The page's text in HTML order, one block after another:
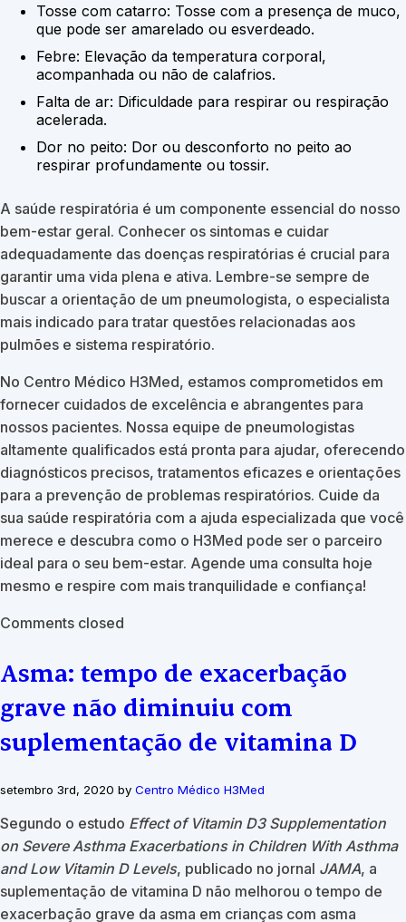
Tosse com catarro: Tosse com a presença de muco,
que pode ser amarelado ou esverdeado.
Febre: Elevação da temperatura corporal,
acompanhada ou não de calafrios.
Falta de ar: Dificuldade para respirar ou respiração
acelerada.
Dor no peito: Dor ou desconforto no peito ao
respirar profundamente ou tossir.
A saúde respiratória é um componente essencial do nosso
bem-estar geral. Conhecer os sintomas e cuidar
adequadamente das doenças respiratórias é crucial para
garantir uma vida plena e ativa. Lembre-se sempre de
buscar a orientação de um pneumologista, o especialista
mais indicado para tratar questões relacionadas aos
pulmões e sistema respiratório.
No Centro Médico H3Med, estamos comprometidos em
fornecer cuidados de excelência e abrangentes para
nossos pacientes. Nossa equipe de pneumologistas
altamente qualificados está pronta para ajudar, oferecendo
diagnósticos precisos, tratamentos eficazes e orientações
para a prevenção de problemas respiratórios. Cuide da
sua saúde respiratória com a ajuda especializada que você
merece e descubra como o H3Med pode ser o parceiro
ideal para o seu bem-estar. Agende uma consulta hoje
mesmo e respire com mais tranquilidade e confiança!
Comments closed
Asma: tempo de exacerbação
grave não diminuiu com
suplementação de vitamina D
setembro 3rd, 2020 by Centro Médico H3Med
Segundo o estudo Effect of Vitamin D3 Supplementation
on Severe Asthma Exacerbations in Children With Asthma
and Low Vitamin D Levels, publicado no jornal JAMA, a
suplementação de vitamina D não melhorou o tempo de
exacerbação grave da asma em crianças com asma